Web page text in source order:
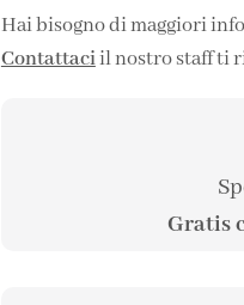
Hai bisogno di maggiori
Contattaciil nostro staff ti
Gratis